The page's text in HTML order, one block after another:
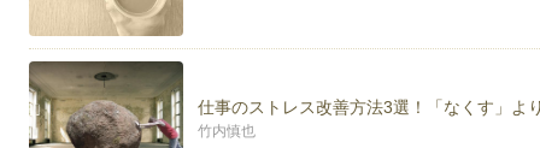
仕事のストレス改善方法3選！「なくす」よ
竹内慎也